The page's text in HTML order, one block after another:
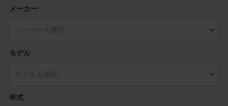
メーカー
モデル
年式